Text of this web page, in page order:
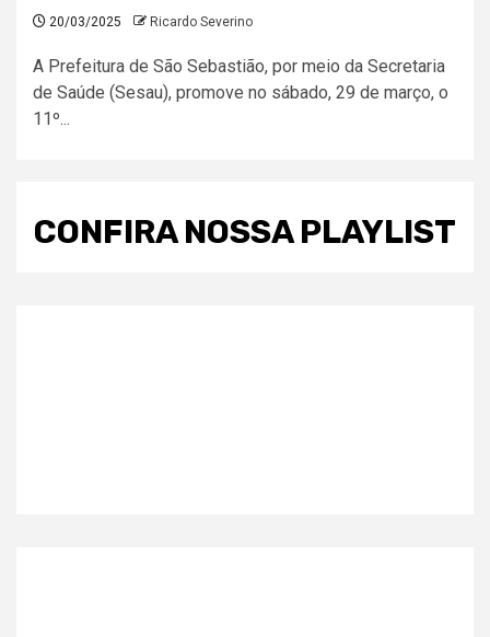
20/03/2025 Ricardo Severino
A Prefeitura de São Sebastião, por meio da Secretaria
de Saúde (Sesau), promove no sábado, 29 de março, o
11º...
CONFIRA NOSSA PLAYLIST